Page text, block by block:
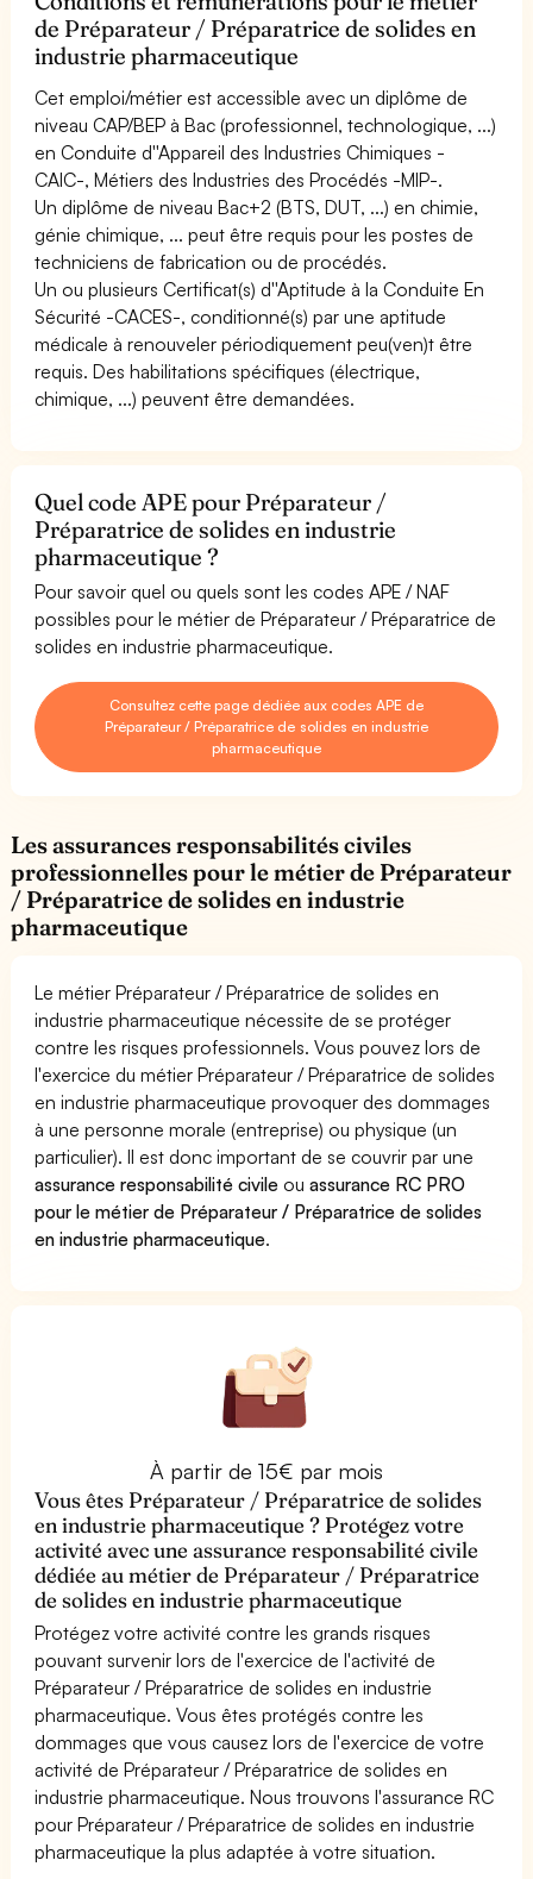
de Préparateur / Préparatrice de solides en
industrie pharmaceutique
Cet emploi/métier est accessible avec un diplôme de
niveau CAP/BEP à Bac (professionnel, technologique, ...)
en Conduite d''Appareil des Industries Chimiques -
CAIC-, Métiers des Industries des Procédés -MIP-.
Un diplôme de niveau Bac+2 (BTS, DUT, ...) en chimie,
génie chimique, ... peut être requis pour les postes de
techniciens de fabrication ou de procédés.
Un ou plusieurs Certificat(s) d''Aptitude à la Conduite En
Sécurité -CACES-, conditionné(s) par une aptitude
médicale à renouveler périodiquement peu(ven)t être
requis. Des habilitations spécifiques (électrique,
chimique, ...) peuvent être demandées.
Quel code APE pour Préparateur /
Préparatrice de solides en industrie
pharmaceutique ?
Pour savoir quel ou quels sont les codes APE / NAF
possibles pour le métier de Préparateur / Préparatrice de
solides en industrie pharmaceutique.
Consultez cette page dédiée aux codes APE de
Préparateur / Préparatrice de solides en industrie
pharmaceutique
Les assurances responsabilités civiles
professionnelles pour le métier de Préparateur
/ Préparatrice de solides en industrie
pharmaceutique
Le métier Préparateur / Préparatrice de solides en
industrie pharmaceutique nécessite de se protéger
contre les risques professionnels. Vous pouvez lors de
l'exercice du métier Préparateur / Préparatrice de solides
en industrie pharmaceutique provoquer des dommages
à une personne morale (entreprise) ou physique (un
particulier). Il est donc important de se couvrir par une
assurance responsabilité civile ouassurance RC PRO
pour le métier de Préparateur / Préparatrice de solides
en industrie pharmaceutique.
À partir de 15€ par mois
Vous êtes Préparateur / Préparatrice de solides
en industrie pharmaceutique ? Protégez votre
activité avec une assurance responsabilité civile
dédiée au métier de Préparateur / Préparatrice
de solides en industrie pharmaceutique
Protégez votre activité contre les grands risques
pouvant survenir lors de l'exercice de l'activité de
Préparateur / Préparatrice de solides en industrie
pharmaceutique. Vous êtes protégés contre les
dommages que vous causez lors de l'exercice de votre
activité de Préparateur / Préparatrice de solides en
industrie pharmaceutique. Nous trouvons l'assurance RC
pour Préparateur / Préparatrice de solides en industrie
pharmaceutique la plus adaptée à votre situation.